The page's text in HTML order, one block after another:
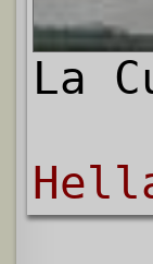
La